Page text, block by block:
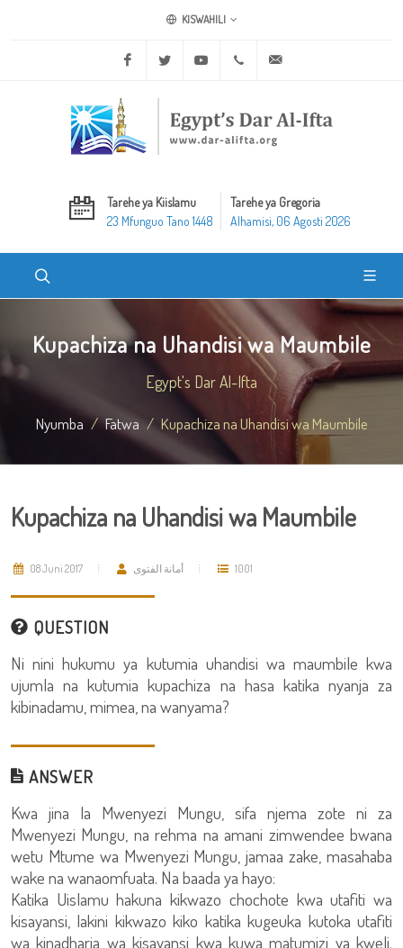
KISWAHILI
Facebook Twitter Youtube +20 2 25970400
Tarehe ya Kiislamu
23 Mfunguo Tano 1448
Tarehe ya Gregoria
Alhamisi, 06 Agosti 2026
Kupachiza na Uhandisi wa Maumbile
Egypt's Dar Al-Ifta
Nyumba Fatwa Kupachiza na Uhandisi wa Maumbile
Kupachiza na Uhandisi wa Maumbile
08 Juni 2017 أمانة الفتوى 1001
QUESTION
Ni nini hukumu ya kutumia uhandisi wa maumbile kwa
ujumla na kutumia kupachiza na hasa katika nyanja za
kibinadamu, mimea, na wanyama?
ANSWER
Kwa jina la Mwenyezi Mungu, sifa njema zote ni za
Mwenyezi Mungu, na rehma na amani zimwendee bwana
wetu Mtume wa Mwenyezi Mungu, jamaa zake, masahaba
wake na wanaomfuata. Na baada ya hayo:
Katika Uislamu hakuna kikwazo chochote kwa utafiti wa
kisayansi, lakini kikwazo kiko katika kugeuka kutoka utafiti
wa kinadharia wa kisayansi kwa kuwa matumizi ya kweli.